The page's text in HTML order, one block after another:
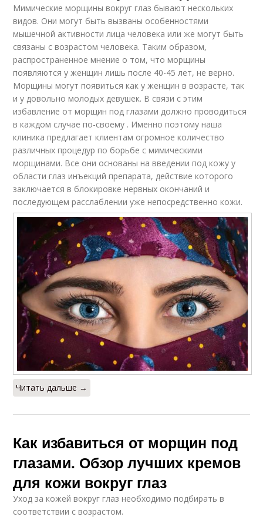
Мимические морщины вокруг глаз бывают нескольких
видов. Они могут быть вызваны особенностями
мышечной активности лица человека или же могут быть
связаны с возрастом человека. Таким образом,
распространенное мнение о том, что морщины
появляются у женщин лишь после 40-45 лет, не верно.
Морщины могут появиться как у женщин в возрасте, так
и у довольно молодых девушек. В связи с этим
избавление от морщин под глазами должно проводиться
в каждом случае по-своему . Именно поэтому наша
клиника предлагает клиентам огромное количество
различных процедур по борьбе с мимическими
морщинами. Все они основаны на введении под кожу у
области глаз инъекций препарата, действие которого
заключается в блокировке нервных окончаний и
последующем расслаблении уже непосредственно кожи.
Читать дальше →
Как избавиться от морщин под
глазами. Обзор лучших кремов
для кожи вокруг глаз
Уход за кожей вокруг глаз необходимо подбирать в
соответствии с возрастом.